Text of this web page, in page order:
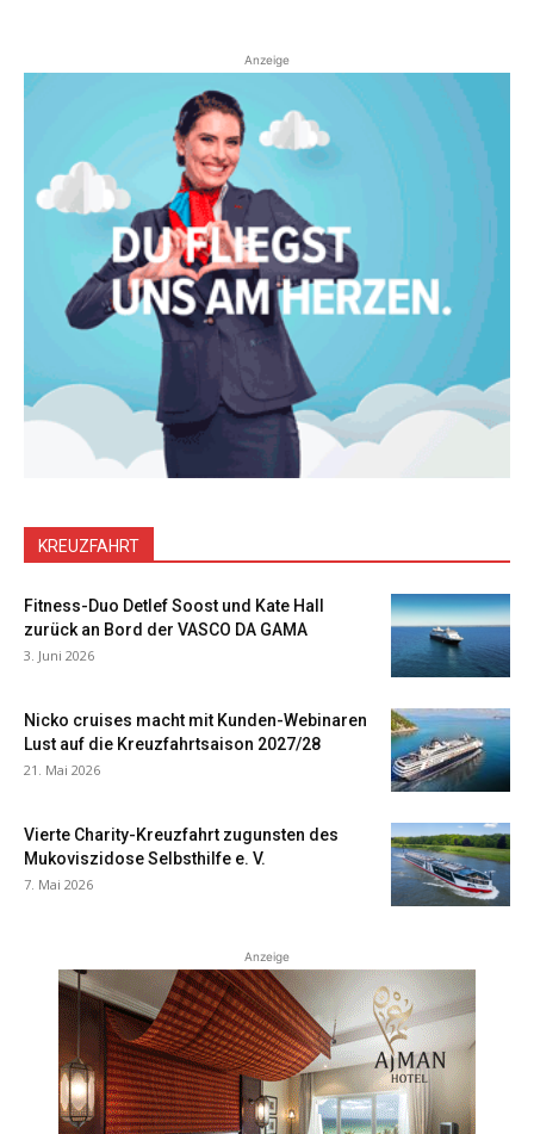
Anzeige
KREUZFAHRT
Fitness-Duo Detlef Soost und Kate Hall
zurück an Bord der VASCO DA GAMA
3. Juni 2026
Nicko cruises macht mit Kunden-Webinaren
Lust auf die Kreuzfahrtsaison 2027/28
21. Mai 2026
Vierte Charity-Kreuzfahrt zugunsten des
Mukoviszidose Selbsthilfe e. V.
7. Mai 2026
Anzeige